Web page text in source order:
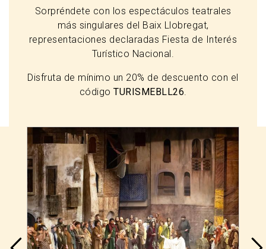
Sorpréndete con los espectáculos teatrales
más singulares del Baix Llobregat,
representaciones declaradas Fiesta de Interés
Turístico Nacional.
Disfruta de mínimo un 20% de descuento con el
código TURISMEBLL26